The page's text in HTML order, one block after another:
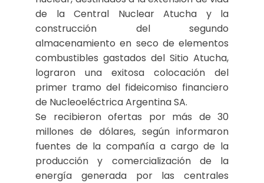
de la Central Nuclear Atucha y la
construcción del segundo
almacenamiento en seco de elementos
combustibles gastados del Sitio Atucha,
lograron una exitosa colocación del
primer tramo del fideicomiso financiero
de Nucleoeléctrica Argentina SA.
Se recibieron ofertas por más de 30
millones de dólares, según informaron
fuentes de la compañía a cargo de la
producción y comercialización de la
energía generada por las centrales